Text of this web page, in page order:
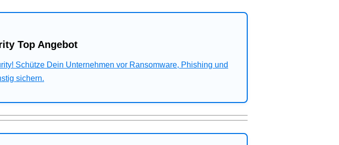
Top Angebot
Schütze Dein Unternehmen vor Ransomware, Phishing und
sichern.